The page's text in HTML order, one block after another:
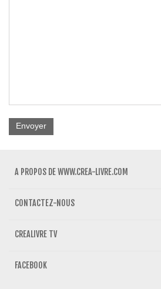
Envoyer
A PROPOS DE WWW.CREA-LIVRE.COM
CONTACTEZ-NOUS
CREALIVRE TV
FACEBOOK